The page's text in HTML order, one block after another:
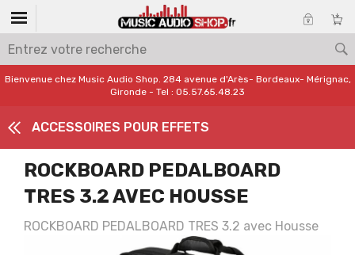
Bienvenue chez Music Audio Shop. 284 avenue d'Arès- Bordeaux- Mérignac,
Gironde - Tel : 05.57.65.48.23
ACCESSOIRES POUR EFFETS
ROCKBOARD PEDALBOARD
TRES 3.2 AVEC HOUSSE
ROCKBOARD PEDALBOARD TRES 3.2 avec Housse